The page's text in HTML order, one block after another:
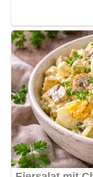
geben und unter
gegebenenfalls
unterrühren.
zusammen mit
sich auch mit
Paprika würzen.
Nach: Gemüse-Rezepte,
Abonniere jetzt